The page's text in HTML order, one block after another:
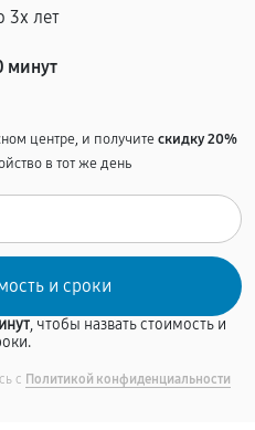
3х лет
минут
центре, и получитескидку 20%
в тот же день
, чтобы назвать стоимость и
с Политикой конфиденциальности